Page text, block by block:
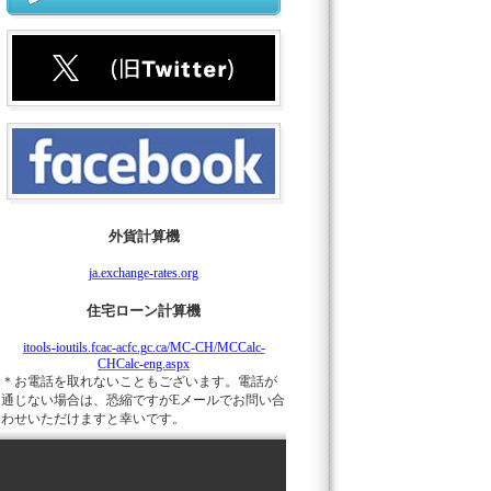
外貨計算機
ja.exchange-rates.org
住宅ローン計算機
itools-ioutils.fcac-acfc.gc.ca/MC-CH/MCCalc-
CHCalc-eng.aspx
＊お電話を取れないこともございます。電話が
通じない場合は、恐縮ですがEメールでお問い合
わせいただけますと幸いです。